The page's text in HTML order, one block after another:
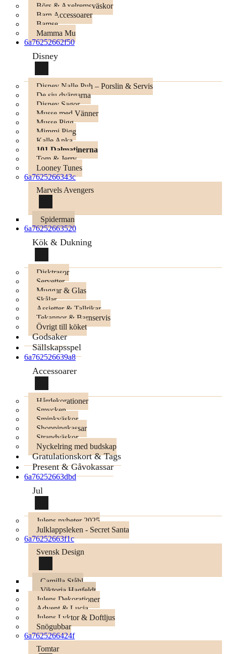
Börs & Axelremsväskor
Barn Accessoarer
Bamse
Mamma Mu
6a76252662f50
Disney
Disney Nalle Puh – Porslin & Servis
De sju dvärgarna
Disney Sagor
Musse med Vänner
Musse Pigg
Mimmi Pigg
Kalle Anka
101 Dalmatinerna
Tom & Jerry
Looney Tunes
6a7625266343c
Marvels Avengers
Spiderman
6a76252663520
Kök & Dukning
Disktrasor
Servetter
Muggar & Glas
Skålar
Assietter & Tallrikar
Tekannor & Barnservis
Övrigt till köket
Godsaker
Sällskapsspel
6a762526639a8
Accessoarer
Hårdekorationer
Smycken
Sminkväskor
Shoppingkassar
Strandväskor
Nyckelring med budskap
Gratulationskort & Tags
Present & Gåvokassar
6a76252663dbd
Jul
Julens nyheter 2025
Julklappsleken - Secret Santa
6a76252663f1c
Svensk Design
Camilla Ståhl
Viktoria Hagfeldt
Julens Dekorationer
Advent & Lucia
Julens Lyktor & Doftljus
Snögubbar
6a7625266424f
Tomtar